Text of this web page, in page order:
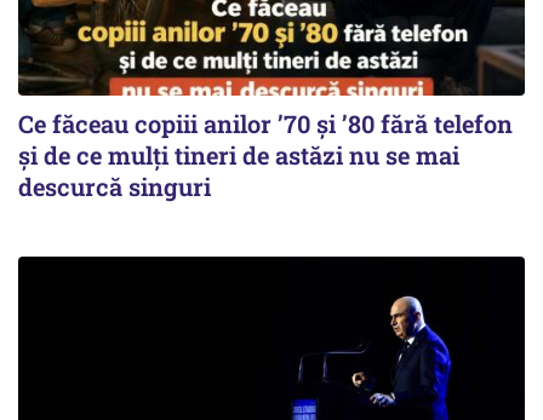
Ce făceau copiii anilor ’70 și ’80 fără telefon
și de ce mulți tineri de astăzi nu se mai
descurcă singuri